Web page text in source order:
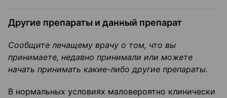
Другие препараты и данный препарат
Сообщите лечащему врачу о том, что вы
принимаете, недавно принимали или можете
начать принимать какие-либо другие препараты.
В нормальных условиях маловероятно клинически